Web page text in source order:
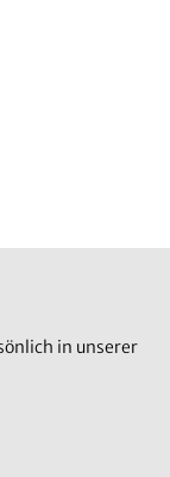
in unserer